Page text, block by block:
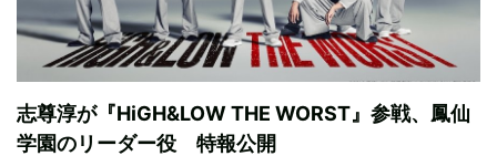
志尊淳が『HiGH&LOW THE WORST』参戦、鳳仙
学園のリーダー役 特報公開